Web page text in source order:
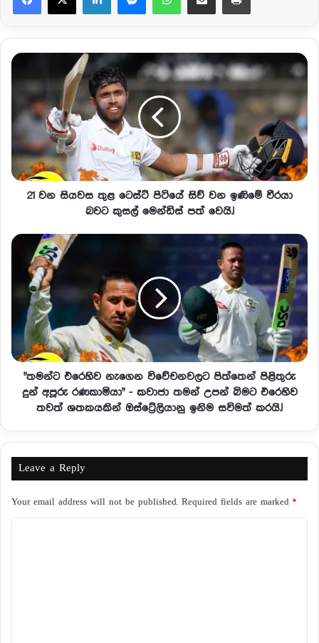
21 වන සියවස තුළ ටෙස්ට් පිටියේ සිව් වන ඉණිමේ වීරයා
බවට කුසල් මෙන්ඩිස් පත් වෙයි.!
"තමන්ට එරෙහිව නැගෙන විවේචනවලට පිත්තෙන් පිළිතුරු
දුන් අපූරු රණකාමියා" - කවාජා තමන් උපන් බිමට එරෙහිව
තවත් ශතකයකින් ඔස්ට්‍රේලියානු ඉනිම සවිමත් කරයි.!
Leave a Reply
Your email address will not be published. Required fields are marked *